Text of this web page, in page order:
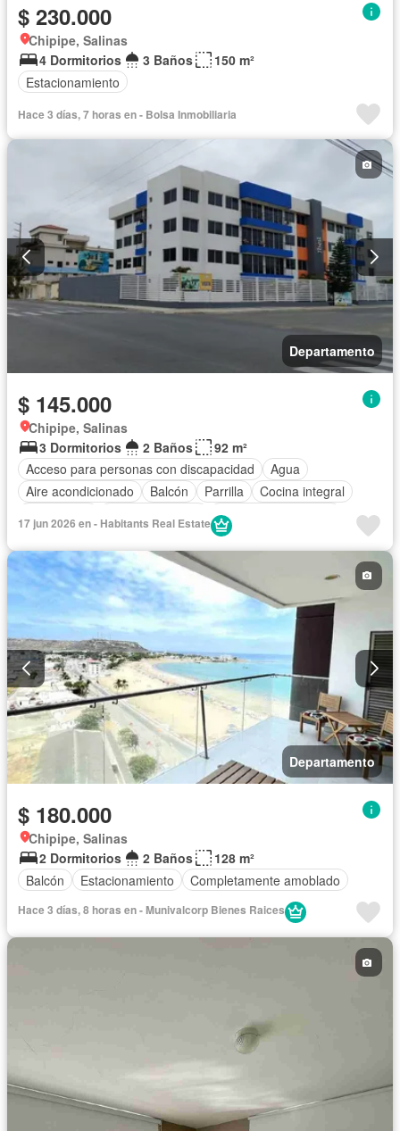
$ 230.000
Chipipe, Salinas
4 Dormitorios
3 Baños
150 m²
Estacionamiento
Hace 3 días, 7 horas en - Bolsa Inmobiliaria
Departamento
$ 145.000
Chipipe, Salinas
3 Dormitorios
2 Baños
92 m²
Acceso para personas con discapacidad
Agua
Aire acondicionado
Balcón Parrilla
Cocina integral
Garita de guardianía
Internet
Vista panorámica
Parcialmente amoblado
17 jun 2026 en - Habitants Real Estate
Departamento
$ 180.000
Chipipe, Salinas
2 Dormitorios
2 Baños
128 m²
Balcón
Estacionamiento Completamente amoblado
Hace 3 días, 8 horas en - Munivalcorp Bienes Raices